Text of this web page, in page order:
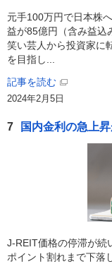
元手100万円で日本株
益が85億円（含み益込
笑い芸人から投資家に
を目指し...
記事を読む
2024年2月5日
7 国内金利の急上
J-REIT価格の停滞が続
ポイント割れまで下落